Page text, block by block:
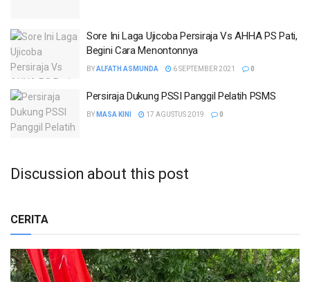
Sore Ini Laga Ujicoba Persiraja Vs AHHA PS Pati,
Begini Cara Menontonnya
BYALFATH ASMUNDA 6 SEPTEMBER 2021 0
Persiraja Dukung PSSI Panggil Pelatih PSMS
BY MASA KINI 17 AGUSTUS 2019 0
Discussion about this post
CERITA